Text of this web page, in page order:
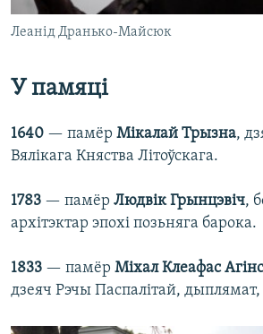
Леанід Дранько-Майсюк
У памяці
1640 — памёр Мікалай Трызна,
Вялікага Княства Літоўскага.
1783 — памёр Людвік Грынцэвіч,
архітэктар эпохі позьняга барока.
1833 — памёр Міхал Клеафас
дзеяч Рэчы Паспалітай,